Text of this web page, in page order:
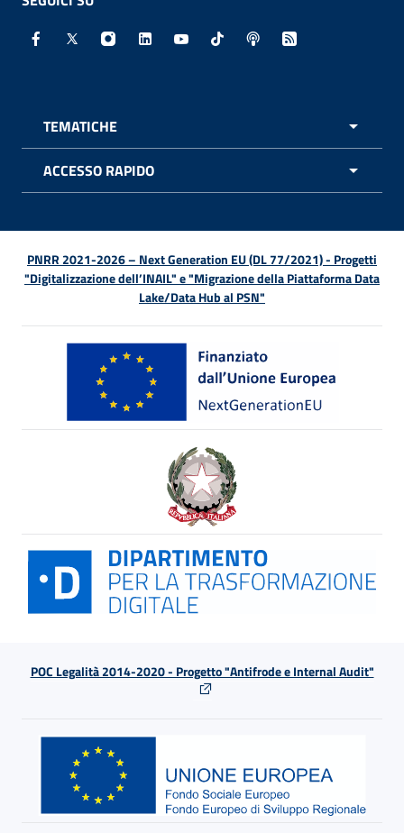
Facebook - Sito esterno - Apertura in nuova finestra
X - Sito esterno - Apertura in nuova finestra
Instagram - Sito esterno - Apertura in
Linkedin - Sito esterno - Apertura in
Youtube - Sito esterno -
TikTok - Sito esterno -
Spreaker - Sito
Feed RSS -
TEMATICHE
ACCESSO RAPIDO
PNRR 2021-2026 – Next Generation EU (DL 77/2021) - Progetti
"Digitalizzazione dell’INAIL" e "Migrazione della Piattaforma Data
Lake/Data Hub al PSN"
POC Legalità 2014-2020 - Progetto "Antifrode e Internal Audit"